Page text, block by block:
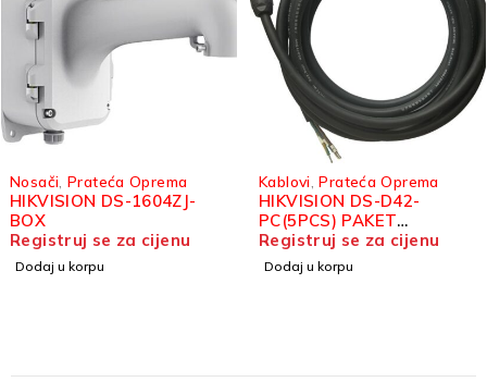
Nosači Prateća Oprema
HIKVISION DS-1604ZJ-
BOX
Registruj se za cijenu
Dodaj u korpu
Kablovi ,Prateća Oprema
HIKVISION DS-D42-
PC(5PCS) PAKET
GLAVNOG NAPOJNOG
KABELA OD 0,5 M
Registruj se za cijenu
Dodaj u korpu